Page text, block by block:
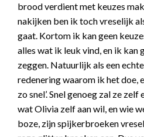
brood verdient met keuzes
nakijken ben ik toch vreselijk
gaat. Kortom ik kan geen
alles wat ik leuk vind, en ik kan
zeggen. Natuurlijk als een
redenering waarom ik het doe,
zo snel’. Snel genoeg zal ze
wat Olivia zelf aan wil, en wie
boze, zijn spijkerbroeken